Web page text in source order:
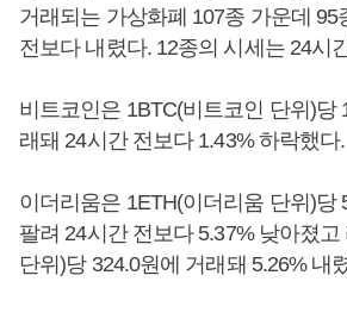
거래되는 가상화폐 107종 가운데 95
전보다 내렸다. 12종의 시세는 24시
비트코인은 1BTC(비트코인 단위)당
래돼 24시간 전보다 1.43% 하락했다.
이더리움은 1ETH(이더리움 단위)당
팔려 24시간 전보다 5.37% 낮아졌
단위)당 324.0원에 거래돼 5.26% 내